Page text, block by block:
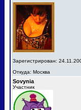
Зарегистрирован:
Откуда: Москва
Sovynia
Участник